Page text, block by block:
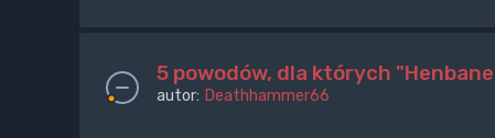
5 powodów, dla których
autor: Deathhammer66